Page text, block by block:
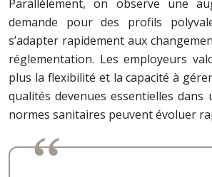
Parallèlement, on observe une
demande pour des profils
s’adapter rapidement aux
réglementation. Les employeurs
plus la flexibilité et la capacité à
qualités devenues essentielles dans
normes sanitaires peuvent évoluer